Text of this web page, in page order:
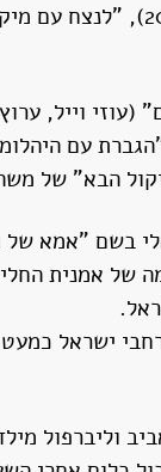
ישראלי בשם
ברחבי ישראל
וליברפול